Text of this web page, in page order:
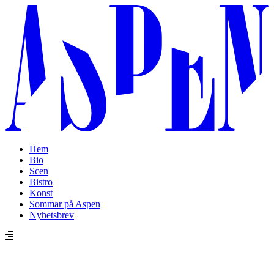
Hem
Bio
Scen
Bistro
Konst
Sommar på Aspen
Nyhetsbrev